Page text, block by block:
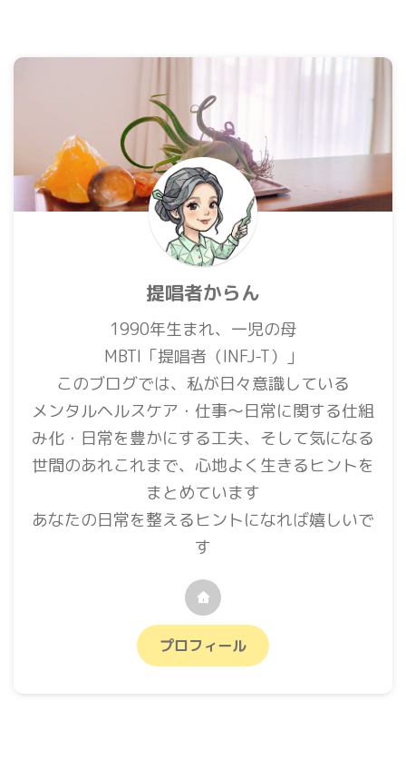
提唱者からん
1990年生まれ、一児の母
MBTI「提唱者（INFJ-T）」
このブログでは、私が日々意識している
メンタルヘルスケア・仕事〜日常に関する仕組
み化・日常を豊かにする工夫、そして気になる
世間のあれこれまで、心地よく生きるヒントを
まとめています
あなたの日常を整えるヒントになれば嬉しいで
す
プロフィール